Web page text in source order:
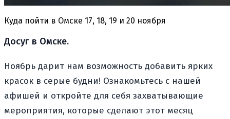
Куда пойти в Омске 17, 18, 19 и 20 ноября
Досуг в Омске.
Ноябрь дарит нам возможность добавить ярких
красок в серые будни! Ознакомьтесь с нашей
афишей и откройте для себя захватывающие
мероприятия, которые сделают этот месяц